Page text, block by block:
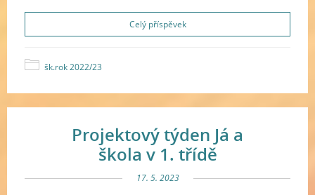
Celý příspěvek
šk.rok 2022/23
Projektový týden Já a
škola v 1. třídě
17. 5. 2023